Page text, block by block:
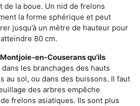
de la boue. Un nid de frelons
la forme sphérique et peut
jusqu’à un mètre de hauteur pour
80 cm.
en-Couserans qu’ils
dans les branchages des hauts
au sol, ou dans des buissons. Il faut
des arbres empêche
frelons asiatiques. Ils sont plus